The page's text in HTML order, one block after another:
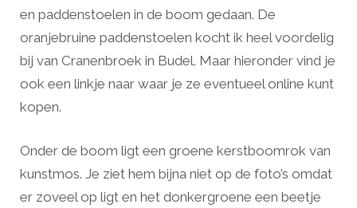
en paddenstoelen in de boom gedaan. De
oranjebruine paddenstoelen kocht ik heel voordelig
bij van Cranenbroek in Budel. Maar hieronder vind je
ook een linkje naar waar je ze eventueel online kunt
kopen.
Onder de boom ligt een groene kerstboomrok van
kunstmos. Je ziet hem bijna niet op de foto’s omdat
er zoveel op ligt en het donkergroene een beetje